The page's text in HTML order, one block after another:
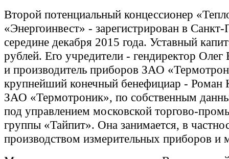
Второй потенциальный концессионер
«Энергоинвест» - зарегистрирован в Санкт-
середине декабря 2015 года. Уставный
рублей. Его учредители - гендиректор Олег
и производитель приборов ЗАО
крупнейший конечный бенефициар - Роман
ЗАО «Термотроник», по собственным
под управлением московской торгово-
группы «Тайпит». Она занимается, в
производством измерительных приборов и